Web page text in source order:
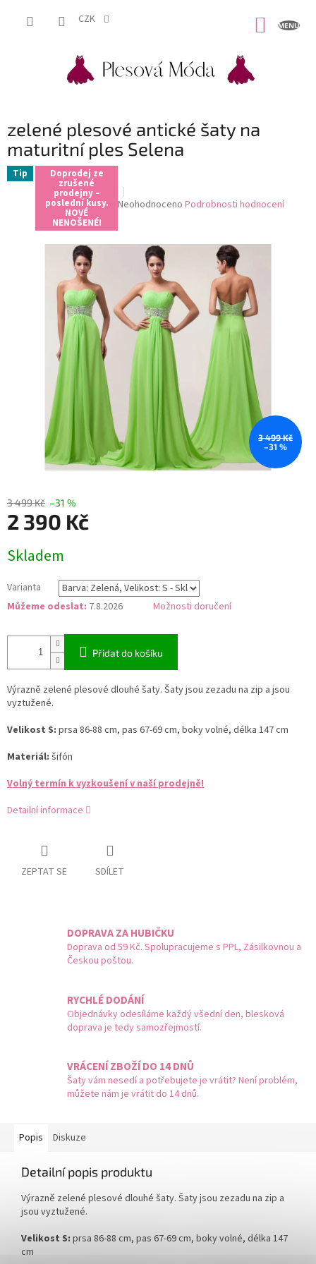
CZK
zelené plesové antické šaty na
maturitní ples Selena
Tip Doprodej ze
zrušené
prodejny –
poslední kusy.
NOVÉ
NENOŠENÉ!
Průměrné
je
hvězdiček.
Neohodnoceno Podrobnosti hodnocení
3 499 Kč
–31 %
3 499 Kč –31 %
2 390 Kč
cena:
Skladem
Varianta
Můžeme odeslat: 7.8.2026 Možnosti doručení
Přidat do košíku
Výrazně zelené plesové dlouhé šaty. Šaty jsou zezadu na zip a jsou
vyztužené.
Velikost S: prsa 86-88 cm, pas 67-69 cm, boky volné, délka 147 cm
Materiál: šifón
Volný termín k vyzkoušení v naší prodejně!
Detailní informace
ZEPTAT SE SDÍLET
DOPRAVA ZA HUBIČKU
Doprava od 59 Kč. Spolupracujeme s PPL, Zásilkovnou a
Českou poštou.
RYCHLÉ DODÁNÍ
Objednávky odesíláme každý všední den, blesková
doprava je tedy samozřejmostí.
VRÁCENÍ ZBOŽÍ DO 14 DNŮ
Šaty vám nesedí a potřebujete je vrátit? Není problém,
můžete nám je vrátit do 14 dnů.
Popis Diskuze
Detailní popis produktu
Výrazně zelené plesové dlouhé šaty. Šaty jsou zezadu na zip a
jsou vyztužené.
Velikost S: prsa 86-88 cm, pas 67-69 cm, boky volné, délka 147
cm